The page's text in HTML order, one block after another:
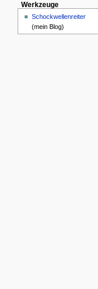
Werkzeuge
Schockwellenreiter
(mein Blog)